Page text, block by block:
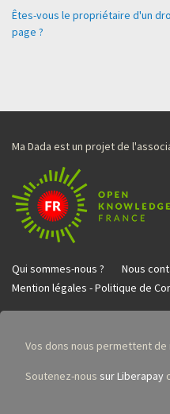
Êtes-vous le propriétaire d'un
page ?
Ma Dada est un projet de
Qui sommes-nous ? Nous
Mention légales - Politique de
Vos dons nous permettent de
Soutenez-nous sur Liberapay